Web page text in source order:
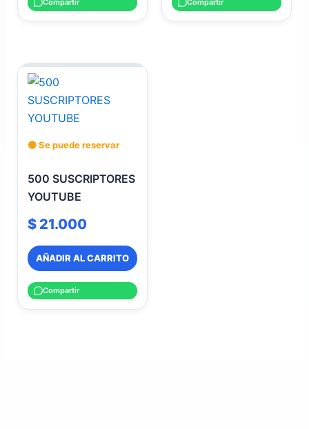
Compartir Compartir
🟡 Se puede reservar
500 SUSCRIPTORES
YOUTUBE
$21.000
AÑADIR AL CARRITO
Compartir